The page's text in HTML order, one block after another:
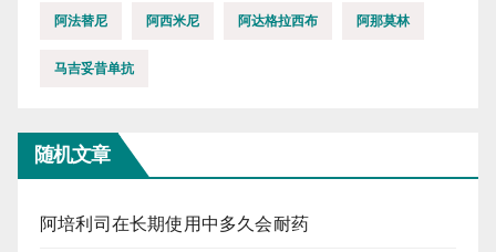
阿法替尼 阿西米尼 阿达格拉西布 阿那莫林
马吉妥昔单抗
随机文章
阿培利司在长期使用中多久会耐药